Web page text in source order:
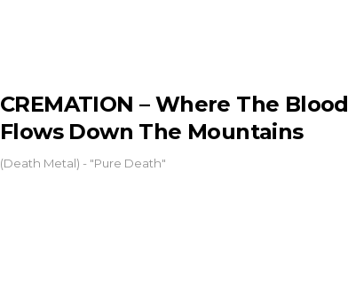
CREMATION – Where The Blood
Flows Down The Mountains
(Death Metal) - "Pure Death"